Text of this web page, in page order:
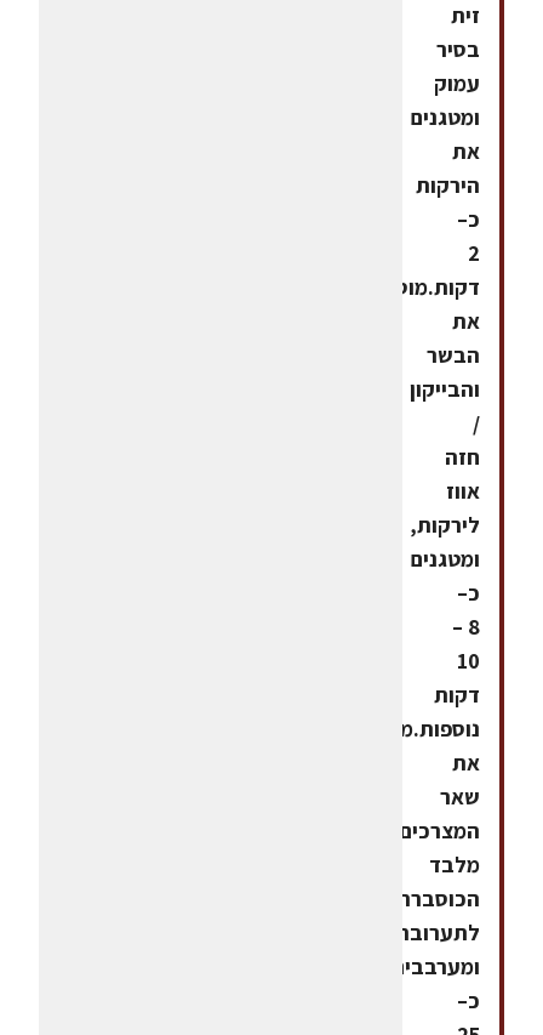
זית
בסיר
עמוק
ומטגנים
את
הירקות
כ–
2
דקות.מוסיפים
את
הבשר
והבייקון
/
חזה
אווז
לירקות,
ומטגנים
כ–
8 –
10
דקות
נוספות.מוסיפים
את
שאר
המצרכים
מלבד
הכוסברה,
לתערובת
ומערבבים.מבשלים
כ–